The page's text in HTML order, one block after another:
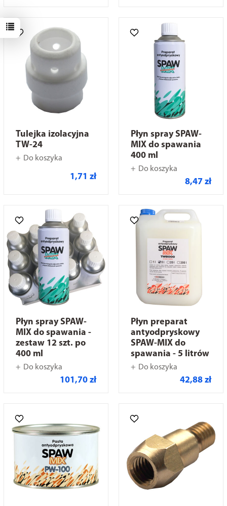
Tulejka izolacyjna
TW-24
Do koszyka
1,71 zł
Płyn spray SPAW-
MIX do spawania
400 ml
Do koszyka
8,47 zł
Płyn spray SPAW-
MIX do spawania -
zestaw 12 szt. po
400 ml
Do koszyka
101,70 zł
Płyn preparat
antyodpryskowy
SPAW-MIX do
spawania - 5 litrów
Do koszyka
42,88 zł